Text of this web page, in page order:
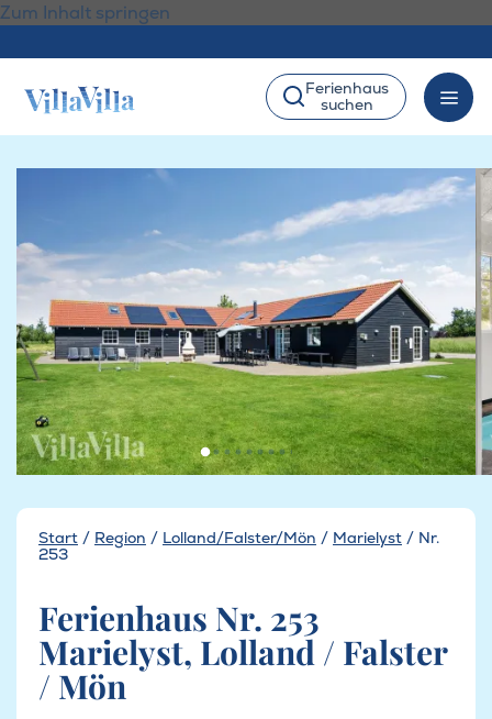
Zum Inhalt springen
Ferienhaus
suchen
Start / Region / Lolland/Falster/Mön / Marielyst / Nr.
253
Ferienhaus Nr. 253
Marielyst, Lolland / Falster
/ Mön